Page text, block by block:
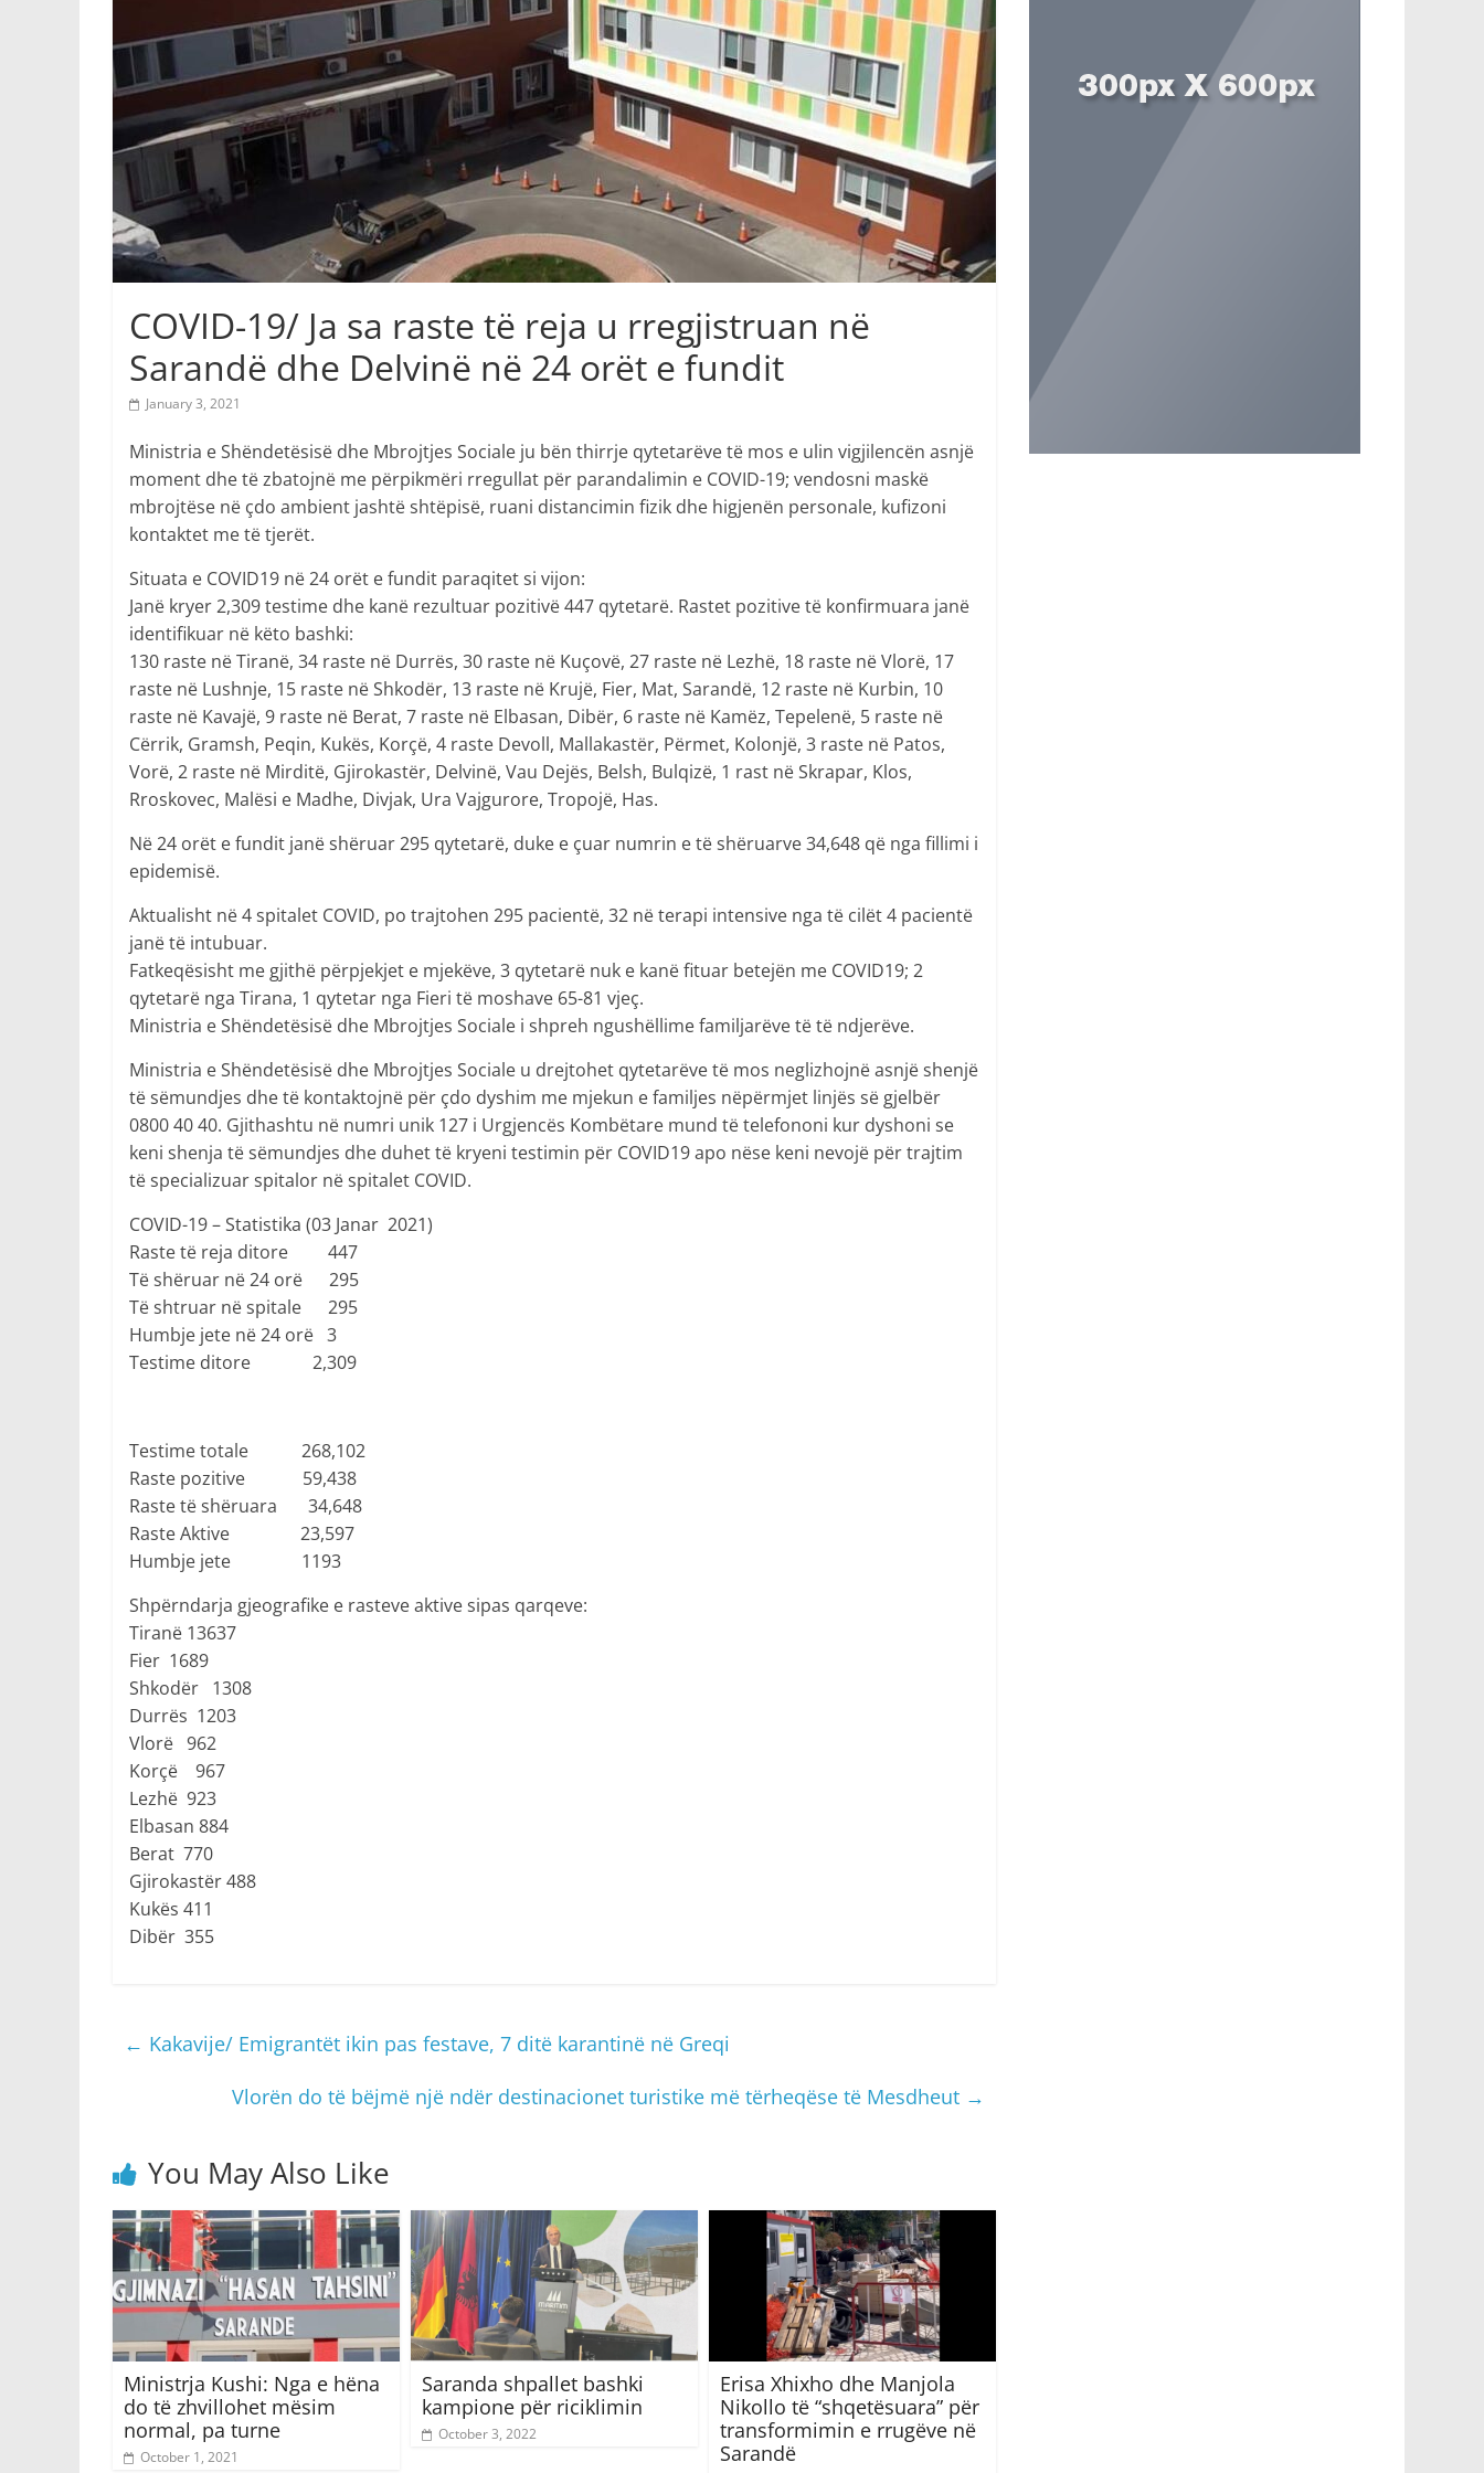
COVID-19/ Ja sa raste të reja u rregjistruan në
Sarandë dhe Delvinë në 24 orët e fundit
January 3, 2021
Ministria e Shëndetësisë dhe Mbrojtjes Sociale ju bën thirrje qytetarëve të mos e ulin vigjilencën asnjë
moment dhe të zbatojnë me përpikmëri rregullat për parandalimin e COVID-19; vendosni maskë
mbrojtëse në çdo ambient jashtë shtëpisë, ruani distancimin fizik dhe higjenën personale, kufizoni
kontaktet me të tjerët.
Situata e COVID19 në 24 orët e fundit paraqitet si vijon:
Janë kryer 2,309 testime dhe kanë rezultuar pozitivë 447 qytetarë. Rastet pozitive të konfirmuara janë
identifikuar në këto bashki:
130 raste në Tiranë, 34 raste në Durrës, 30 raste në Kuçovë, 27 raste në Lezhë, 18 raste në Vlorë, 17
raste në Lushnje, 15 raste në Shkodër, 13 raste në Krujë, Fier, Mat, Sarandë, 12 raste në Kurbin, 10
raste në Kavajë, 9 raste në Berat, 7 raste në Elbasan, Dibër, 6 raste në Kamëz, Tepelenë, 5 raste në
Cërrik, Gramsh, Peqin, Kukës, Korçë, 4 raste Devoll, Mallakastër, Përmet, Kolonjë, 3 raste në Patos,
Vorë, 2 raste në Mirditë, Gjirokastër, Delvinë, Vau Dejës, Belsh, Bulqizë, 1 rast në Skrapar, Klos,
Rroskovec, Malësi e Madhe, Divjak, Ura Vajgurore, Tropojë, Has.
Në 24 orët e fundit janë shëruar 295 qytetarë, duke e çuar numrin e të shëruarve 34,648 që nga fillimi i
epidemisë.
Aktualisht në 4 spitalet COVID, po trajtohen 295 pacientë, 32 në terapi intensive nga të cilët 4 pacientë
janë të intubuar.
Fatkeqësisht me gjithë përpjekjet e mjekëve, 3 qytetarë nuk e kanë fituar betejën me COVID19; 2
qytetarë nga Tirana, 1 qytetar nga Fieri të moshave 65-81 vjeç.
Ministria e Shëndetësisë dhe Mbrojtjes Sociale i shpreh ngushëllime familjarëve të të ndjerëve.
Ministria e Shëndetësisë dhe Mbrojtjes Sociale u drejtohet qytetarëve të mos neglizhojnë asnjë shenjë
të sëmundjes dhe të kontaktojnë për çdo dyshim me mjekun e familjes nëpërmjet linjës së gjelbër
0800 40 40. Gjithashtu në numri unik 127 i Urgjencës Kombëtare mund të telefononi kur dyshoni se
keni shenja të sëmundjes dhe duhet të kryeni testimin për COVID19 apo nëse keni nevojë për trajtim
të specializuar spitalor në spitalet COVID.
COVID-19 – Statistika (03 Janar 2021)
Raste të reja ditore 447
Të shëruar në 24 orë 295
Të shtruar në spitale 295
Humbje jete në 24 orë 3
Testime ditore 2,309
Testime totale 268,102
Raste pozitive 59,438
Raste të shëruara 34,648
Raste Aktive 23,597
Humbje jete 1193
Shpërndarja gjeografike e rasteve aktive sipas qarqeve:
Tiranë 13637
Fier 1689
Shkodër 1308
Durrës 1203
Vlorë 962
Korçë 967
Lezhë 923
Elbasan 884
Berat 770
Gjirokastër 488
Kukës 411
Dibër 355
← Kakavije/ Emigrantët ikin pas festave, 7 ditë karantinë në Greqi
Vlorën do të bëjmë një ndër destinacionet turistike më tërheqëse të Mesdheut →
You May Also Like
Ministrja Kushi: Nga e hëna
do të zhvillohet mësim
normal, pa turne
October 1, 2021
Saranda shpallet bashki
kampione për riciklimin
October 3, 2022
Erisa Xhixho dhe Manjola
Nikollo të “shqetësuara” për
transformimin e rrugëve në
Sarandë